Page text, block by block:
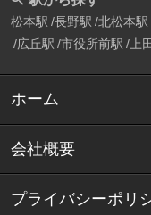
松本駅 長野駅 北松本駅
広丘駅 市役所前駅 上
ホーム
会社概要
プライバシーポリ